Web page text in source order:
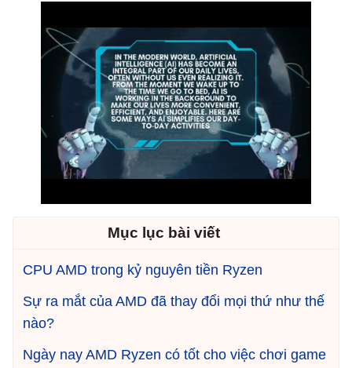
Mục lục bài viết
CPU AMD trong kỷ nguyên tiền Ryzen
Sự ra mắt của AMD đã thay đổi mọi thứ như thế
nào?
Ngày nay AMD Ryzen có tốt cho việc chơi game